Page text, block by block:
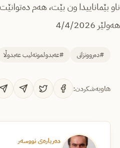
ناو بێماناییدا ون بێت، هەم
هەولێر 4/4/2026
#دەروونزانی #عەبدولموتەلیب عەبدوڵا
هاوبەشکردن:
دەربارەی نووسەر